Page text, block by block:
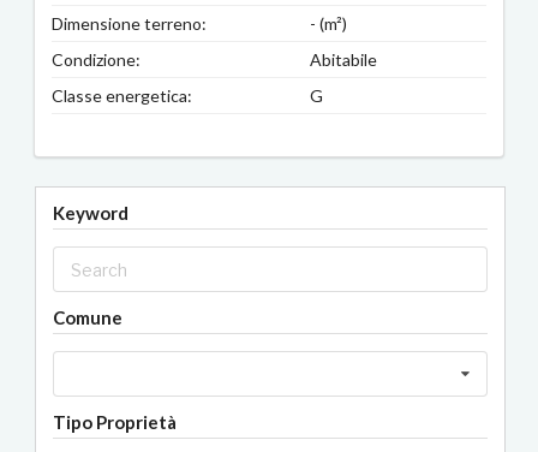
Dimensione terreno:
- (m²)
Condizione:
Abitabile
Classe energetica:
G
Keyword
Comune
Tipo Proprietà